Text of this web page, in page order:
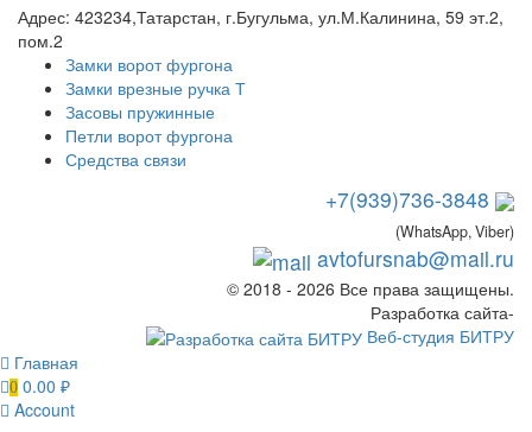
Адрес: 423234,Татарстан, г.Бугульма, ул.М.Калинина, 59 эт.2,
пом.2
Замки ворот фургона
Замки врезные ручка Т
Засовы пружинные
Петли ворот фургона
Средства связи
+7(939)736-3848
(WhatsApp, Viber)
avtofursnab@mail.ru
© 2018 - 2026 Все права защищены.
Разработка сайта-
Веб-студия БИТРУ
Главная
0 0.00 ₽
Account